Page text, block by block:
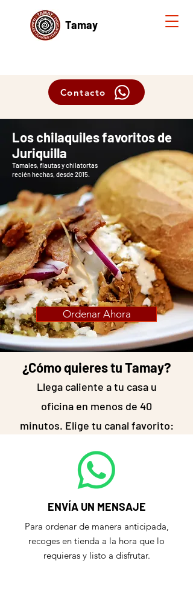
Tamay
Contacto
Los chilaquiles favoritos de
Juriquilla
Tamales, flautas y chilatortas
recién hechas, desde 2015.
Ordenar Ahora
¿Cómo quieres tu Tamay?
Llega caliente a tu casa u
oficina en menos de 40
minutos. Elige tu canal favorito:
ENVÍA UN MENSAJE
Para ordenar de manera anticipada,
recoges en tienda a la hora que lo
requieras y listo a disfrutar.